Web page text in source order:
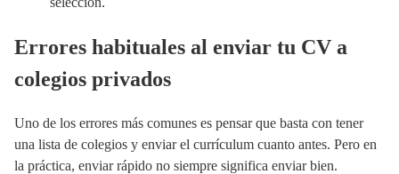
Errores habituales al enviar tu CV a
colegios privados
Uno de los errores más comunes es pensar que basta con tener
una lista de colegios y enviar el currículum cuanto antes. Pero en
la práctica, enviar rápido no siempre significa enviar bien.